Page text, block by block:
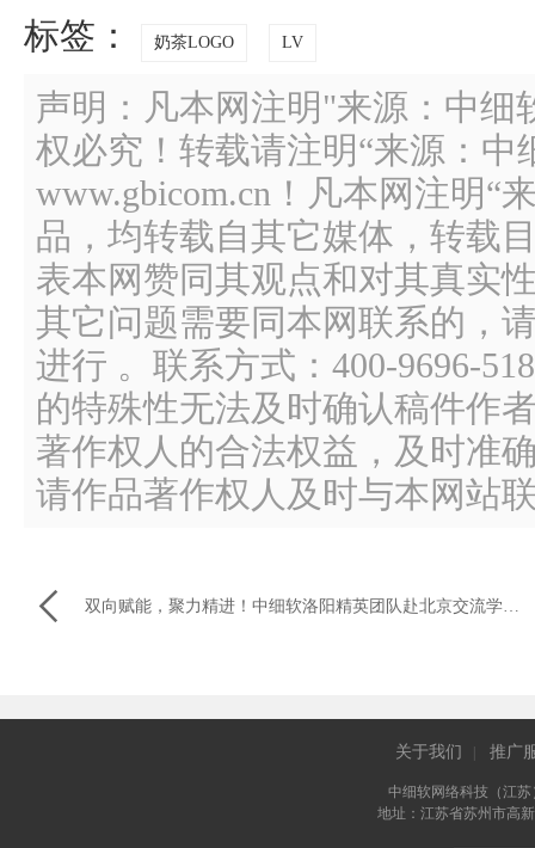
标签： 奶茶LOGO LV
声明：凡本网注明"来源：中细
权必究！转载请注明“来源：中
www.gbicom.cn！凡本网注明“
品，均转载自其它媒体，转载
表本网赞同其观点和对其真实
其它问题需要同本网联系的，
进行 。联系方式：400-9696-
的特殊性无法及时确认稿件作
著作权人的合法权益，及时准
请作品著作权人及时与本网站
 双向赋能，聚力精进！中细软洛阳精英团队赴北京交流学习活动圆满收官
关于我们 推广
中细软网络科技（江
地址：江苏省苏州市高